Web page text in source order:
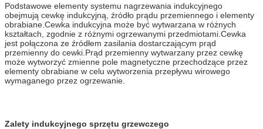
Podstawowe elementy systemu nagrzewania indukcyjnego
obejmują cewkę indukcyjną, źródło prądu przemiennego i elementy
obrabiane.Cewka indukcyjna może być wytwarzana w różnych
kształtach, zgodnie z różnymi ogrzewanymi przedmiotami.Cewka
jest połączona ze źródłem zasilania dostarczającym prąd
przemienny do cewki.Prąd przemienny wytwarzany przez cewkę
może wytworzyć zmienne pole magnetyczne przechodzące przez
elementy obrabiane w celu wytworzenia przepływu wirowego
wymaganego przez ogrzewanie.
Zalety indukcyjnego sprzętu grzewczego